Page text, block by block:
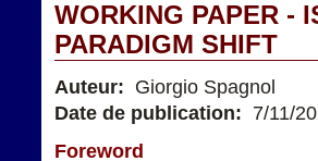
WORKING PAPER -
PARADIGM SHIFT
Auteur: Giorgio Spagnol
Date de publication: 7/11/
Foreword